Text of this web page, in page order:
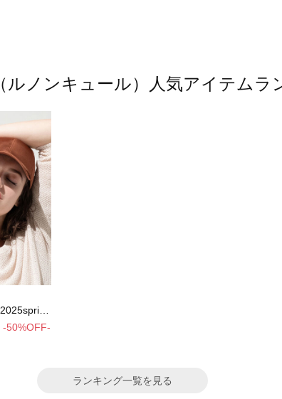
ルノンキュール）人気アイテムラ
item》
-50%OFF-
ランキング一覧を見る